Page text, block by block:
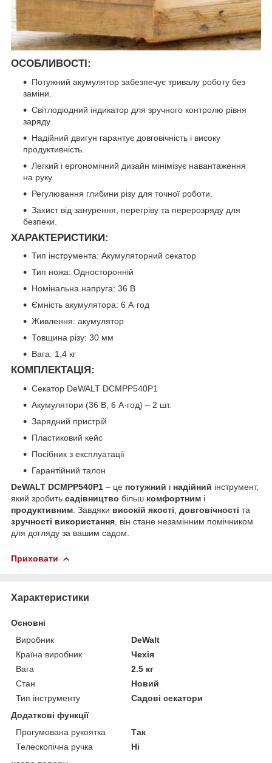
ОСОБЛИВОСТІ:
Потужний акумулятор забезпечує тривалу роботу без
заміни.
Світлодіодний індикатор для зручного контролю рівня
заряду.
Надійний двигун гарантує довговічність і високу
продуктивність.
Легкий і ергономічний дизайн мінімізує навантаження
на руку.
Регулювання глибини різу для точної роботи.
Захист від занурення, перегріву та перерозряду для
безпеки.
ХАРАКТЕРИСТИКИ:
Тип інструмента: Акумуляторний секатор
Тип ножа: Односторонній
Номінальна напруга: 36 В
Ємність акумулятора: 6 А·год
Живлення: акумулятор
Товщина різу: 30 мм
Вага: 1,4 кг
КОМПЛЕКТАЦІЯ:
Секатор DeWALT DCMPP540P1
Акумулятори (36 В, 6 А·год) – 2 шт.
Зарядний пристрій
Пластиковий кейс
Посібник з експлуатації
Гарантійний талон
DeWALT DCMPP540P1 – це потужний і надійний інструмент,
який зробить садівництво більш комфортним і
продуктивним . Завдяки високій якості довговічності та
зручності використання , він стане незамінним помічником
для догляду за вашим садом.
Приховати
Характеристики
Основні
Виробник
DeWalt
Країна виробник
Чехія
Вага
2.5 кг
Стан
Новий
Тип інструменту
Садові секатори
Додаткові функції
Прогумована рукоятка
Так
Телескопічна ручка
Ні